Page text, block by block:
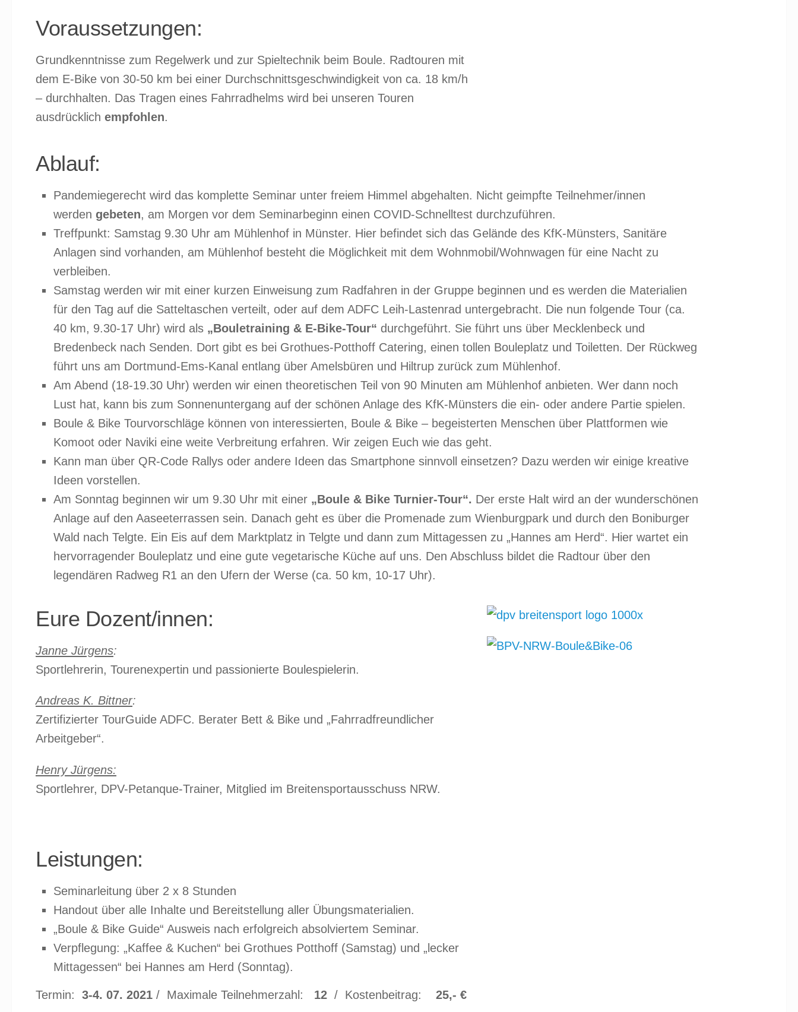
Voraussetzungen:
Grundkenntnisse zum Regelwerk und zur Spieltechnik beim Boule. Radtouren mit
dem E-Bike von 30-50 km bei einer Durchschnittsgeschwindigkeit von ca. 18 km/h
– durchhalten. Das Tragen eines Fahrradhelms wird bei unseren Touren
ausdrücklich empfohlen.
Ablauf:
Pandemiegerecht wird das komplette Seminar unter freiem Himmel abgehalten. Nicht geimpfte Teilnehmer/innen
werden gebeten, am Morgen vor dem Seminarbeginn einen COVID-Schnelltest durchzuführen.
Treffpunkt: Samstag 9.30 Uhr am Mühlenhof in Münster. Hier befindet sich das Gelände des KfK-Münsters, Sanitäre
Anlagen sind vorhanden, am Mühlenhof besteht die Möglichkeit mit dem Wohnmobil/Wohnwagen für eine Nacht zu
verbleiben.
Samstag werden wir mit einer kurzen Einweisung zum Radfahren in der Gruppe beginnen und es werden die Materialien
für den Tag auf die Satteltaschen verteilt, oder auf dem ADFC Leih-Lastenrad untergebracht. Die nun folgende Tour (ca.
40 km, 9.30-17 Uhr) wird als „Bouletraining & E-Bike-Tour“ durchgeführt. Sie führt uns über Mecklenbeck und
Bredenbeck nach Senden. Dort gibt es bei Grothues-Potthoff Catering, einen tollen Bouleplatz und Toiletten. Der Rückweg
führt uns am Dortmund-Ems-Kanal entlang über Amelsbüren und Hiltrup zurück zum Mühlenhof.
Am Abend (18-19.30 Uhr) werden wir einen theoretischen Teil von 90 Minuten am Mühlenhof anbieten. Wer dann noch
Lust hat, kann bis zum Sonnenuntergang auf der schönen Anlage des KfK-Münsters die ein- oder andere Partie spielen.
Boule & Bike Tourvorschläge können von interessierten, Boule & Bike – begeisterten Menschen über Plattformen wie
Komoot oder Naviki eine weite Verbreitung erfahren. Wir zeigen Euch wie das geht.
Kann man über QR-Code Rallys oder andere Ideen das Smartphone sinnvoll einsetzen? Dazu werden wir einige kreative
Ideen vorstellen.
Am Sonntag beginnen wir um 9.30 Uhr mit einer „Boule & Bike Turnier-Tour“. Der erste Halt wird an der wunderschönen
Anlage auf den Aaseeterrassen sein. Danach geht es über die Promenade zum Wienburgpark und durch den Boniburger
Wald nach Telgte. Ein Eis auf dem Marktplatz in Telgte und dann zum Mittagessen zu „Hannes am Herd“. Hier wartet ein
hervorragender Bouleplatz und eine gute vegetarische Küche auf uns. Den Abschluss bildet die Radtour über den
legendären Radweg R1 an den Ufern der Werse (ca. 50 km, 10-17 Uhr).
Eure Dozent/innen:
Janne Jürgens:
Sportlehrerin, Tourenexpertin und passionierte Boulespielerin.
Andreas K. Bittner:
Zertifizierter TourGuide ADFC. Berater Bett & Bike und „Fahrradfreundlicher
Arbeitgeber“.
Henry Jürgens:
Sportlehrer, DPV-Petanque-Trainer, Mitglied im Breitensportausschuss NRW.
Leistungen:
Seminarleitung über 2 x 8 Stunden
Handout über alle Inhalte und Bereitstellung aller Übungsmaterialien.
„Boule & Bike Guide“ Ausweis nach erfolgreich absolviertem Seminar.
Verpflegung: „Kaffee & Kuchen“ bei Grothues Potthoff (Samstag) und „lecker
Mittagessen“ bei Hannes am Herd (Sonntag).
Termin: 3-4. 07. 2021 / Maximale Teilnehmerzahl: 12 / Kostenbeitrag: 25,- €